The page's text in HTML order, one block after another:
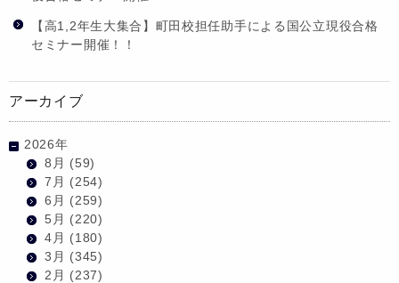
【高1,2年生大集合】町田校担任助手による国公立現役合格
セミナー開催！！
アーカイブ
2026年
8月 (59)
7月 (254)
6月 (259)
5月 (220)
4月 (180)
3月 (345)
2月 (237)